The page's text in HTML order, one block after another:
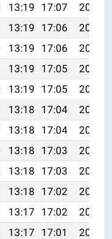
13:19 17:07
20:17
13:19 17:06
20:16
13:19 17:06
20:15
13:19 17:05
20:13
13:19 17:05
20:12
13:18 17:04
20:11
13:18 17:04
20:10
13:18 17:03
20:08
13:18 17:03
20:07
13:18 17:02
20:06
13:17 17:02
20:05
13:17 17:01
20:03